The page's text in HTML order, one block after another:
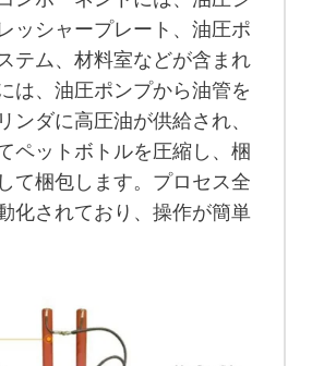
ッシャープレート、油圧ポ
テム、材料室などが含まれ
は、油圧ポンプから油管を
ンダに高圧油が供給され、
ペットボトルを圧縮し、梱
て梱包します。プロセス全
化されており、操作が簡単